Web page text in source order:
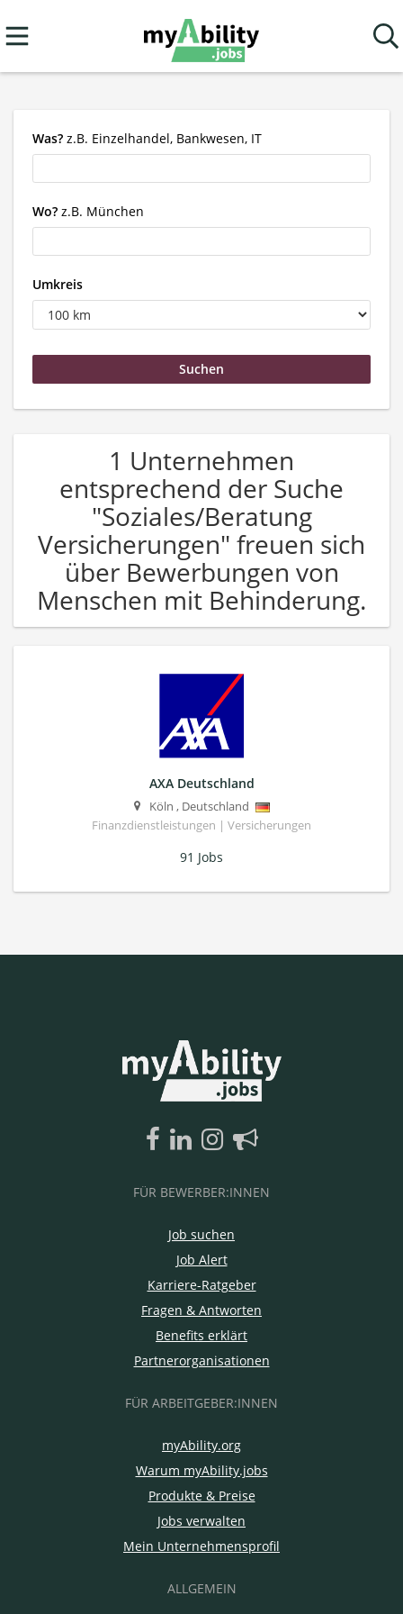
Was? z.B. Einzelhandel, Bankwesen, IT
Wo? z.B. München
Umkreis
1 Unternehmen
entsprechend der Suche
"Soziales/Beratung
Versicherungen" freuen sich
über Bewerbungen von
Menschen mit Behinderung.
AXA Deutschland
Köln , Deutschland
Finanzdienstleistungen | Versicherungen
91 Jobs
FÜR BEWERBER:INNEN
Job suchen
Job Alert
Karriere-Ratgeber
Fragen & Antworten
Benefits erklärt
Partnerorganisationen
FÜR ARBEITGEBER:INNEN
myAbility.org
Warum myAbility.jobs
Produkte & Preise
Jobs verwalten
Mein Unternehmensprofil
ALLGEMEIN